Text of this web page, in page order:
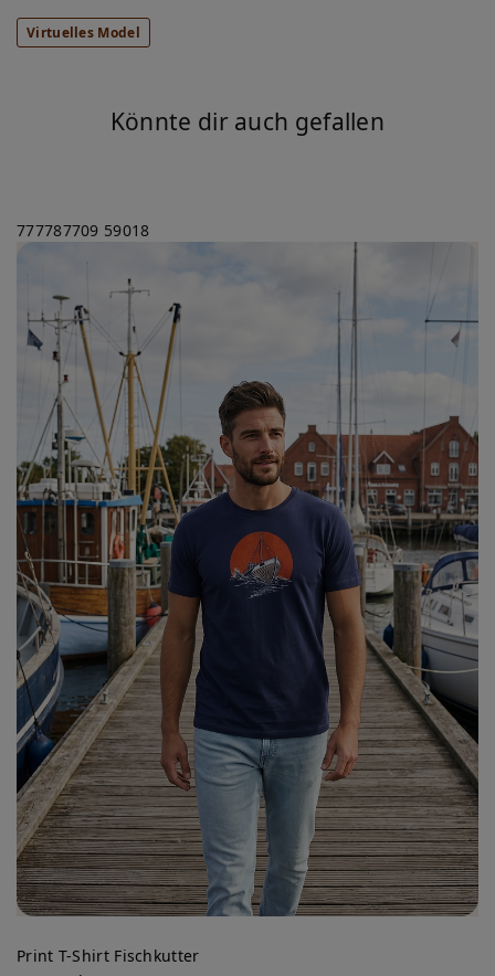
Virtuelles Model
Könnte dir auch gefallen
777787709 59018
Print T-Shirt Fischkutter